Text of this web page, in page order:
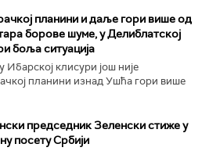
планини и даље гори више од
борове шуме, у Делиблатској
боља ситуација
Ибарској клисури још није
планини изнад Ушћа гори више
председник Зеленски стиже у
посету Србији